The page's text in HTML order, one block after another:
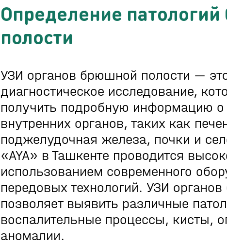
Определение
полости
УЗИ органов брюшной полости —
диагностическое исследование,
получить подробную информацию о
внутренних органов, таких как
поджелудочная железа, почки и
«AYA» в Ташкенте проводится
использованием современного
передовых технологий. УЗИ
позволяет выявить различные
воспалительные процессы, кисты,
аномалии.